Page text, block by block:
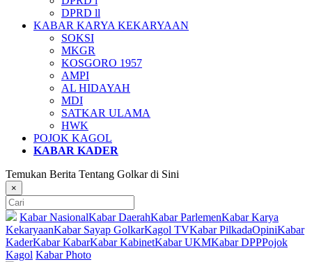
DPRD ll
KABAR KARYA KEKARYAAN
SOKSI
MKGR
KOSGORO 1957
AMPI
AL HIDAYAH
MDI
SATKAR ULAMA
HWK
POJOK KAGOL
KABAR KADER
Temukan Berita Tentang Golkar di Sini
×
Kabar NasionalKabar DaerahKabar ParlemenKabar Karya
KekaryaanKabar Sayap GolkarKagol TVKabar PilkadaOpiniKabar
KaderKabar KabarKabar KabinetKabar UKMKabar DPPPojok
Kagol Kabar Photo